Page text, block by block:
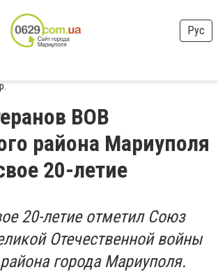
Рус
ВОВ
района Мариуполя
20-летие
20-летие отметил Союз
Отечественной войны
города Мариуполя.